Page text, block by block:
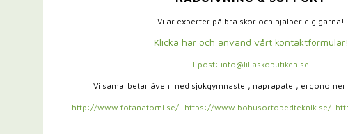
Vi är experter på bra skor och hjälper dig gärna!
Klicka här och använd vårt kontaktformulär!
Epost: info@lillaskobutiken.se
Vi samarbetar även med sjukgymnaster, naprapater,
http://www.fotanatomi.se/ https://www.bohusortopedteknik.se/